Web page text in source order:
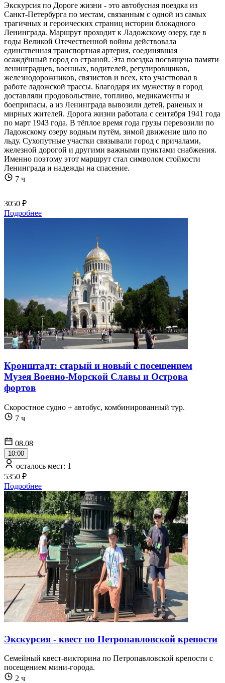
Экскурсия по Дороге жизни - это автобусная поездка из
Санкт-Петербурга по местам, связанным с одной из самых
трагичных и героических страниц истории блокадного
Ленинграда. Маршрут проходит к Ладожскому озеру, где в
годы Великой Отечественной войны действовала
единственная транспортная артерия, соединявшая
осаждённый город со страной. Эта поездка посвящена памяти
ленинградцев, военных, водителей, регулировщиков,
железнодорожников, связистов и всех, кто участвовал в
работе ладожской трассы. Благодаря их мужеству в город
доставляли продовольствие, топливо, медикаменты и
боеприпасы, а из Ленинграда вывозили детей, раненых и
мирных жителей. Дорога жизни работала с сентября 1941 года
по март 1943 года. В тёплое время года грузы перевозили по
Ладожскому озеру водным путём, зимой движение шло по
льду. Сухопутные участки связывали город с причалами,
железной дорогой и другими важными пунктами снабжения.
Именно поэтому этот маршрут стал символом стойкости
Ленинграда и надежды на спасение.
7 ч
3050 ₽
Подробнее
Кронштадт: старый и новый с посещением
Музея Военно-Морской Славы и Острова
фортов
Скоростное судно + автобус, комбинированный тур.
7 ч
08.08
10:00
осталось мест: 1
5350 ₽
Подробнее
Экскурсия - квест по Петропавловской крепости
Семейный квест-викторина по Петропавловской крепости с
посещением мини-города.
2 ч